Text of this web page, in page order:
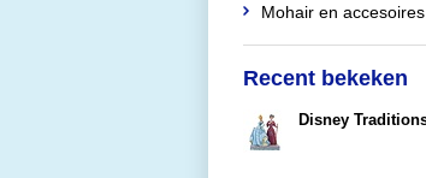
Mohair en accesoires
Recent bekeken